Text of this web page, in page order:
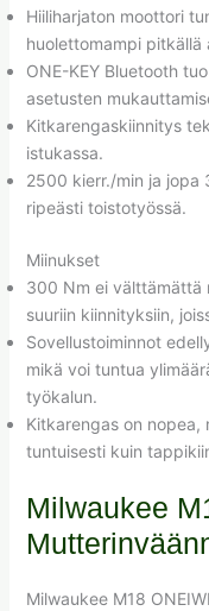
Hiiliharjaton moottori
huolettomampi pitkällä
ONE-KEY Bluetooth
asetusten
Kitkarengaskiinnitys
istukassa.
2500 kierr./min ja jopa
ripeästi toistotyössä.
Miinukset
300 Nm ei välttämättä
suuriin kiinnityksiin,
Sovellustoiminnot
mikä voi tuntua
työkalun.
Kitkarengas on nopea,
tuntuisesti kuin
Milwaukee
Milwaukee M18